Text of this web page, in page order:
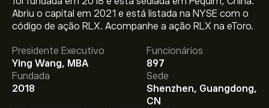
Abriu o capital em 2021 e está listada na NYSE com o
código de ação RLX. Acompanhe a ação RLX na eToro.
Presidente Executivo
Ying Wang, MBA
Funcionários
897
Fundada
2018
Sede
Shenzhen, Guangdong,
CN
O preço atual da RLX é 1.99‎$‎.
O preço médio alvo para RLX Technology Inc-ADR é
1.99‎$‎.
na eToro para previsões detalhadas de